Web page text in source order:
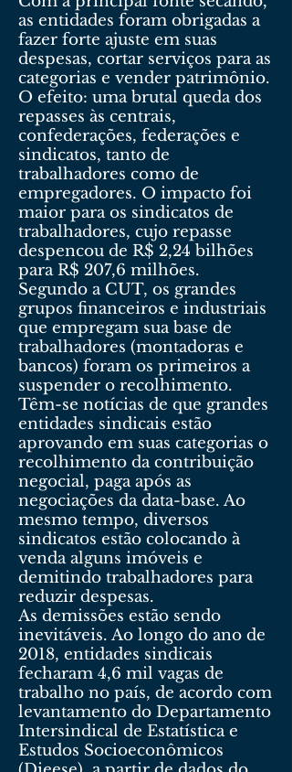
as entidades foram obrigadas a
fazer forte ajuste em suas
despesas, cortar serviços para as
categorias e vender patrimônio.
O efeito: uma brutal queda dos
repasses às centrais,
confederações, federações e
sindicatos, tanto de
trabalhadores como de
empregadores. O impacto foi
maior para os sindicatos de
trabalhadores, cujo repasse
despencou de R$ 2,24 bilhões
para R$ 207,6 milhões.
Segundo a CUT, os grandes
grupos financeiros e industriais
que empregam sua base de
trabalhadores (montadoras e
bancos) foram os primeiros a
suspender o recolhimento.
Têm-se notícias de que grandes
entidades sindicais estão
aprovando em suas categorias o
recolhimento da contribuição
negocial, paga após as
negociações da data-base. Ao
mesmo tempo, diversos
sindicatos estão colocando à
venda alguns imóveis e
demitindo trabalhadores para
reduzir despesas.
As demissões estão sendo
inevitáveis. Ao longo do ano de
2018, entidades sindicais
fecharam 4,6 mil vagas de
trabalho no país, de acordo com
levantamento do Departamento
Intersindical de Estatística e
Estudos Socioeconômicos